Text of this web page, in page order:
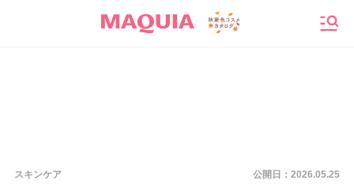
スキンケア 公開日： 2026.05.25